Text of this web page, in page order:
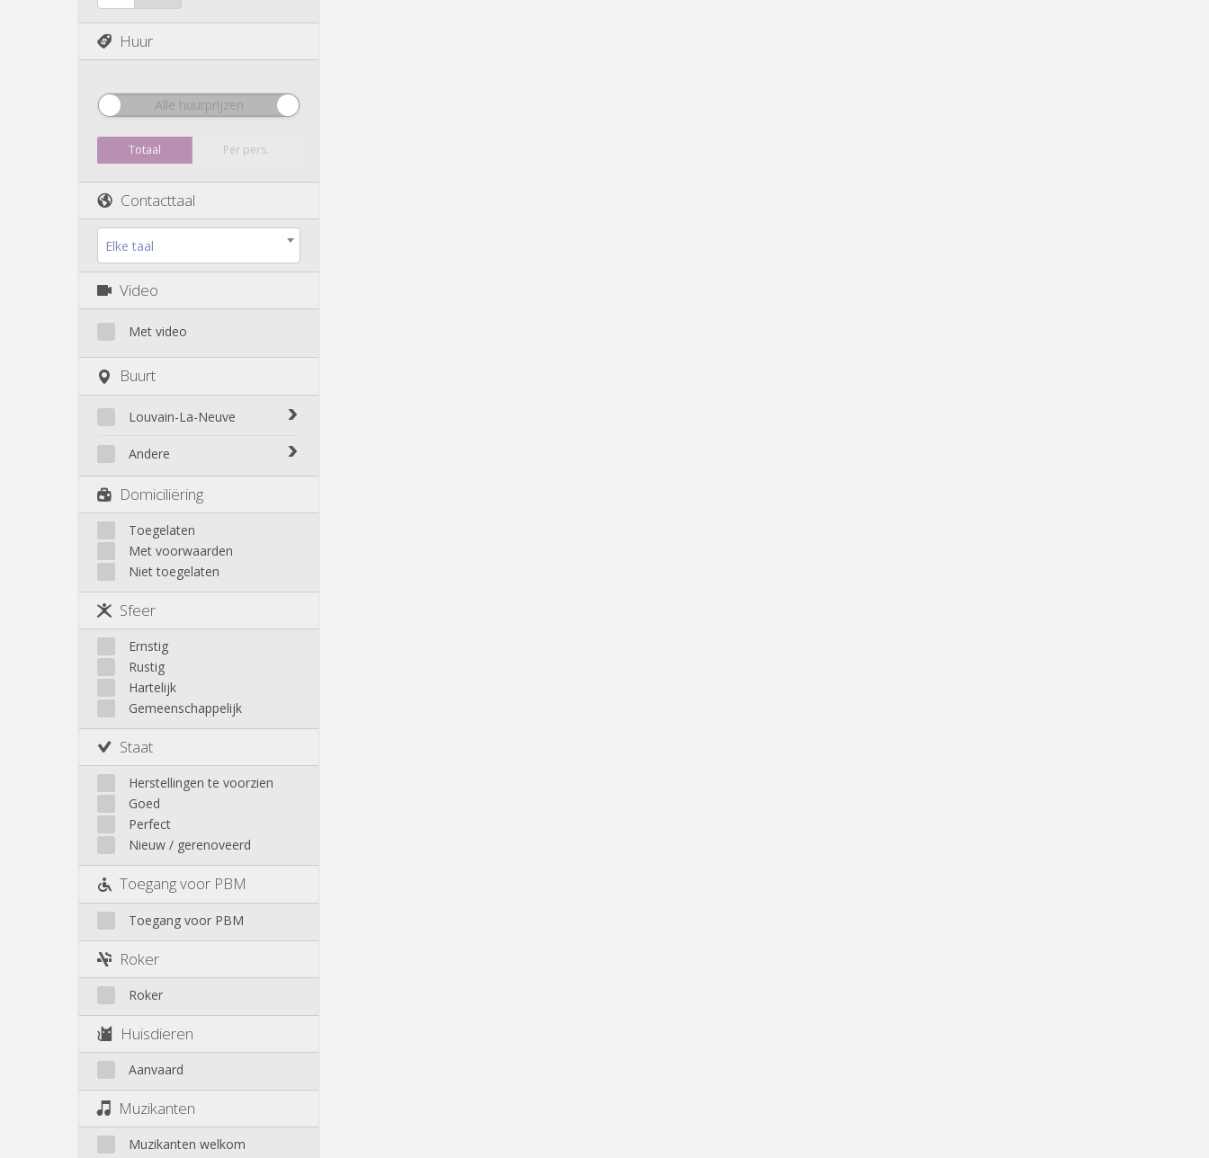
Huur
Alle huurprijzen
Totaal Per pers.
Contacttaal
Elke taal
Video
Met video
Buurt
Louvain-La-Neuve
Biéreau
Centre
L'Hocaille
La Baraque
Lauzelle
Les Bruyères
Andere
Genappe
Mont-Saint-Guibert
Nivelles
Ottignies
Rixensart
Walhain
Wavre
Buiten Louvain-La-Neuve
Domiciliëring
Toegelaten
Met voorwaarden
Niet toegelaten
Sfeer
Ernstig
Rustig
Hartelijk
Gemeenschappelijk
Staat
Herstellingen te voorzien
Goed
Perfect
Nieuw / gerenoveerd
Toegang voor PBM
Toegang voor PBM
Roker
Roker
Huisdieren
Aanvaard
Muzikanten
Muzikanten welkom